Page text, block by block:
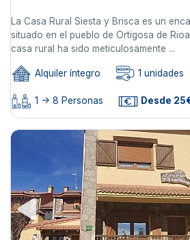
La Casa Rural Siesta y Brisca es un
situado en el pueblo de Ortigosa de
casa rural ha sido meticulosamente ...
Alquiler íntegro 1 unidades
1 -> 8 Personas Desde